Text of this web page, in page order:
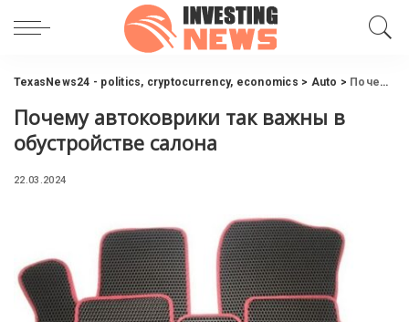
TexasNews24 - politics, cryptocurrency, economics > Auto > Почему автоковрики так важны в обустройстве салона
Почему автоковрики так важны в
обустройстве салона
22.03.2024